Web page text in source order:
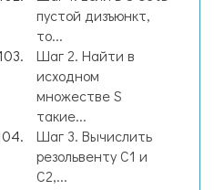
пустой дизъюнкт,
то...
Шаг 2. Найти в
исходном
множестве S
такие...
Шаг 3. Вычислить
резольвенту C1 и
C2,...